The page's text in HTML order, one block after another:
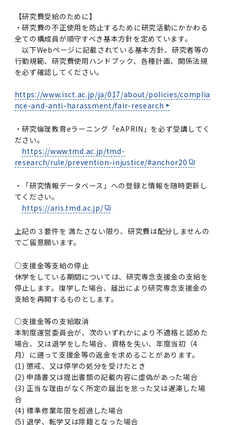
【研究費受給のために】
・研究費の不正使用を防止するために研究活動にかかわる
全ての構成員が順守すべき基本方針を定めています。
以下Webページに記載されている基本方針、研究者等の
行動規範、研究費使用ハンドブック、各種計画、関係法規
を必ず確認してください。
https://www.isct.ac.jp/ja/017/about/policies/complia
nce-and-anti-harassment/fair-research
・研究倫理教育eラーニング「eAPRIN」を必ず受講してく
ださい。
https://www.tmd.ac.jp/tmd-
research/rule/prevention-injustice/#anchor20
・「研究情報データベース」への登録と情報を随時更新し
てください。
https://aris.tmd.ac.jp/
上記の３要件を 満たさない限り、研究費は配分しませんの
でご留意願います。
○支援金等支給の停止
休学をしている期間については、研究専念支援金の支給を
停止します。復学した場合、届出により研究専念支援金の
支給を再開するものとします。
○支援金等の支給取消
本制度運営委員会が、次のいずれかにより不適格と認めた
場合、又は退学をした場合、資格を失い、年度当初（4
月）に遡って支援金等の返金を求めることがあります。
(1) 懲戒、又は停学の処分を受けたとき
(2) 申請書又は提出書類の記載内容に虚偽があった場合
(3) 正当な理由がなく所定の届出を怠った又は遅滞した場
合
(4) 標準修業年限を超過した場合
(5) 退学、転学又は除籍となった場合